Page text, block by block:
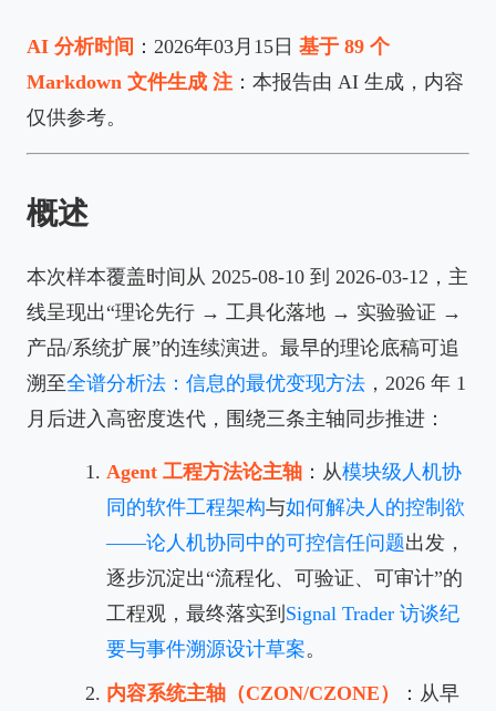
AI 分析时间 ：2026年03月15日 基于 89 个
Markdown 文件生成 注 ：本报告由 AI 生成，内容
仅供参考。
概述
本次样本覆盖时间从 2025-08-10 到 2026-03-12，主
线呈现出“理论先行 → 工具化落地 → 实验验证 →
产品/系统扩展”的连续演进。最早的理论底稿可追
溯至全谱分析法：信息的最优变现方法 ，2026 年 1
月后进入高密度迭代，围绕三条主轴同步推进：
Agent 工程方法论主轴 ：从模块级人机协
同的软件工程架构与如何解决人的控制欲
——论人机协同中的可控信任问题出发，
逐步沉淀出“流程化、可验证、可审计”的
工程观，最终落实到 Signal Trader 访谈纪
要与事件溯源设计草案。
内容系统主轴（CZON/CZONE）
：从早